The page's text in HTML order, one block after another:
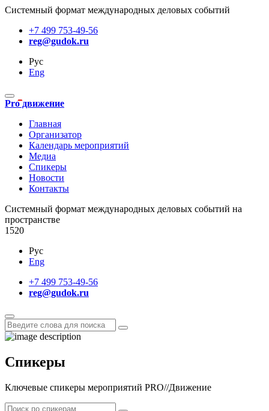
Системный формат международных деловых событий
+7 499 753-49-56
reg@gudok.ru
Рус
Eng
Pro движение
Главная
Организатор
Календарь мероприятий
Медиа
Спикеры
Новости
Контакты
Cистемный формат международных деловых событий на
пространстве
1520
Рус
Eng
+7 499 753-49-56
reg@gudok.ru
Спикеры
Ключевые спикеры мероприятий PRO//Движение